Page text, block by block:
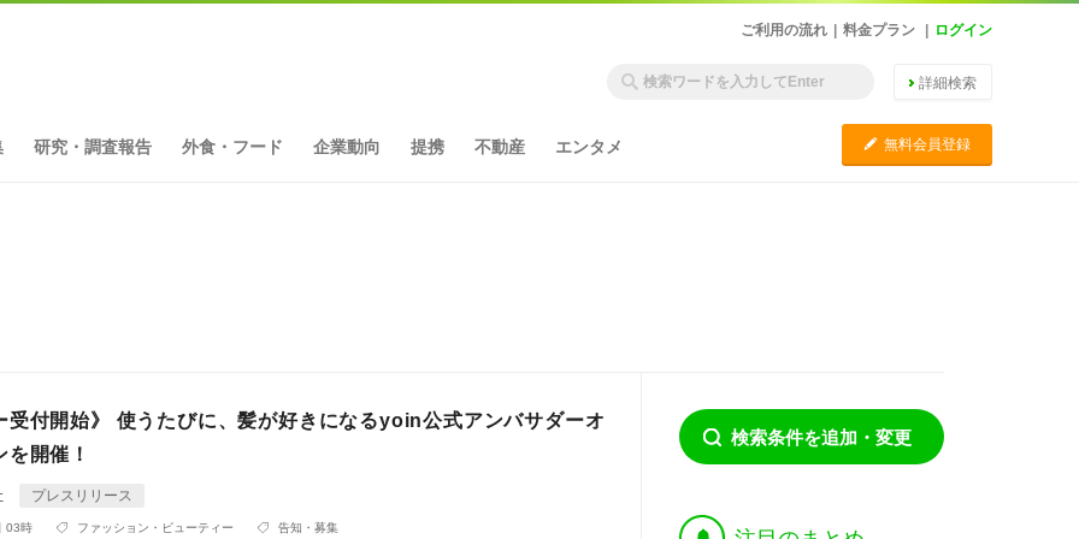
ご利用の流れ 料金プラン ログイン
詳細検索
研究・調査報告 外食・フード 企業動向 提携 不動産 エンタメ C 無料会員登録
受付開始》 使うたびに、髪が好きになるyoin公式アンバサダーオ
開催！
プレスリリース
03時 ファッション・ビューティー 告知・募集
検索条件を追加・変更